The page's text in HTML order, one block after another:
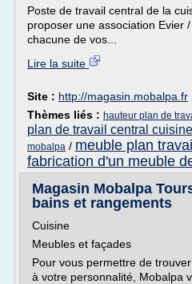
Poste de travail central de la
proposer une association Evier
chacune de vos...
Lire la suite
Site : http://magasin.mobalpa.fr
Thèmes liés : hauteur plan de
plan de travail central cuisine
mobalpa / meuble plan
fabrication d'un meuble
Magasin Mobalpa
bains et rangements
Cuisine
Meubles et façades
Pour vous permettre de
à votre personnalité, Mobalpa